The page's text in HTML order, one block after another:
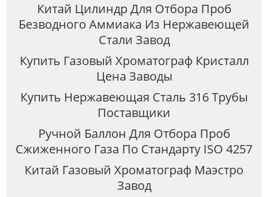
Китай Цилиндр Для Отбора Проб
Безводного Аммиака Из Нержавеющей
Стали Завод
Купить Газовый Хроматограф Кристалл
Цена Заводы
Купить Нержавеющая Сталь 316 Трубы
Поставщики
Ручной Баллон Для Отбора Проб
Сжиженного Газа По Стандарту ISO 4257
Китай Газовый Хроматограф Маэстро
Завод